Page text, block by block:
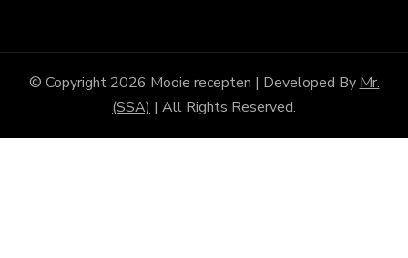
© Copyright 2026 Mooie recepten | Developed By Mr.
(SSA) | All Rights Reserved.